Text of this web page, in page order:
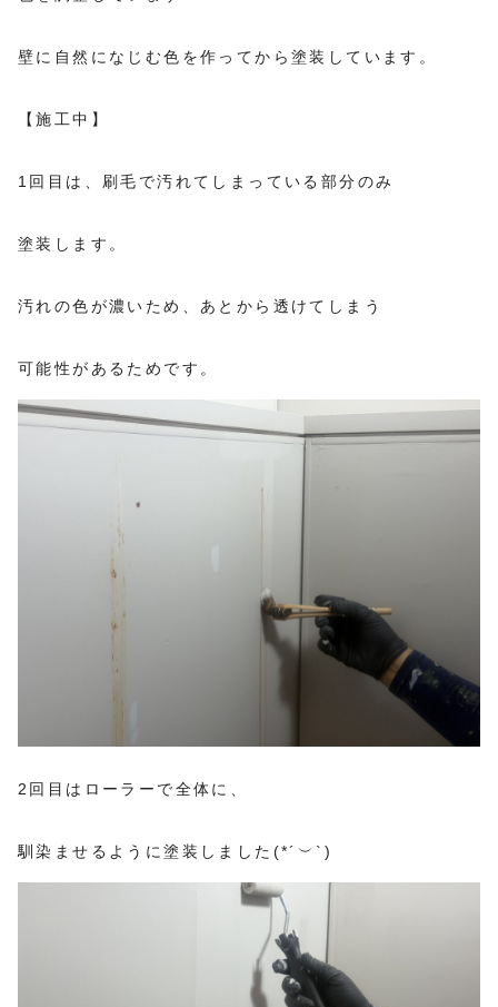
壁に自然になじむ色を作ってから塗装しています。
【施工中】
1回目は、刷毛で汚れてしまっている部分のみ
塗装します。
汚れの色が濃いため、あとから透けてしまう
可能性があるためです。
2回目はローラーで全体に、
馴染ませるように塗装しました(*´︶`)